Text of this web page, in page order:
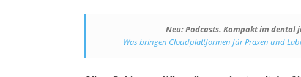
Neu: Podcasts. Kompakt im
Was bringen Cloudplattformen für Praxen und